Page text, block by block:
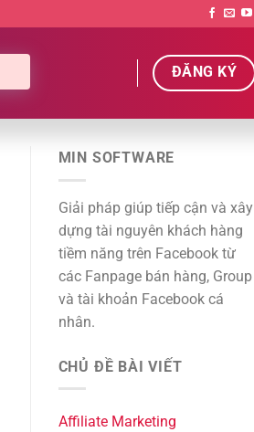
ĐĂNG KÝ
MIN SOFTWARE
Giải pháp giúp tiếp cận và xây
dựng tài nguyên khách hàng
tiềm năng trên Facebook từ
các Fanpage bán hàng, Group
và tài khoản Facebook cá
nhân.
CHỦ ĐỀ BÀI VIẾT
Affiliate Marketing